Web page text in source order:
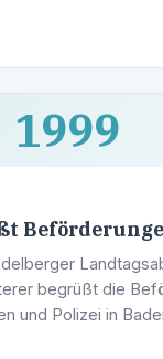
…
1999
begrüßt die
und Polizei in